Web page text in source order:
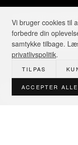
Et udvalg af
bygget for
fotograferet
Vi bruger cookies til
forbedre din
samtykke tilbage.
privatlivspolitik.
TILPAS
ACCEPTER ALLE
Designsparring · 3D fra